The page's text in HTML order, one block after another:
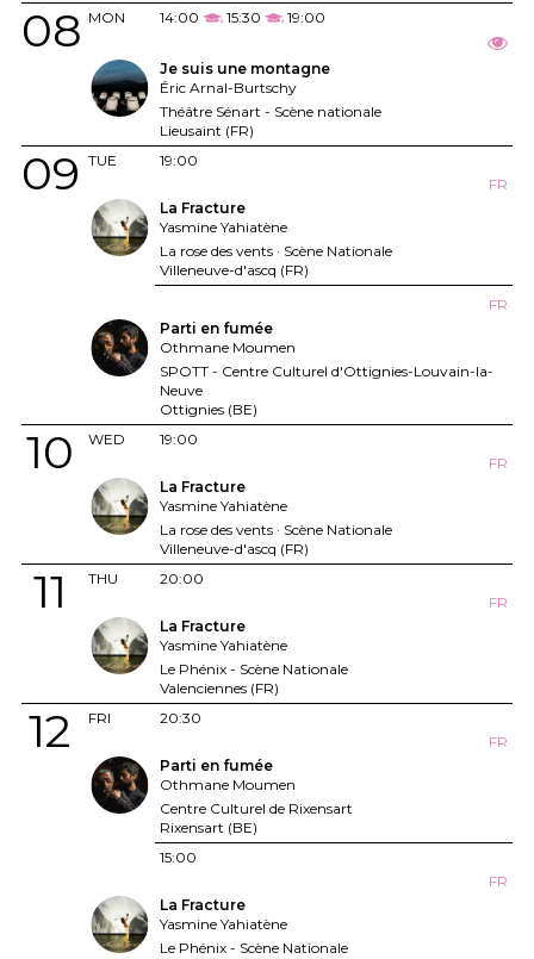
MON
08 14:00 15:30 19:00
Je suis une montagne
Éric Arnal-Burtschy
Théâtre Sénart - Scène nationale
Lieusaint (FR)
TUE
09
19:00
FR
La Fracture
Yasmine Yahiatène
La rose des vents · Scène Nationale
Villeneuve-d'ascq (FR)
FR
Parti en fumée
Othmane Moumen
SPOTT - Centre Culturel d'Ottignies-Louvain-la-
Neuve
Ottignies (BE)
WED
10
19:00
FR
La Fracture
Yasmine Yahiatène
La rose des vents · Scène Nationale
Villeneuve-d'ascq (FR)
THU
11
20:00
FR
La Fracture
Yasmine Yahiatène
Le Phénix - Scène Nationale
Valenciennes (FR)
FRI
12
20:30
FR
Parti en fumée
Othmane Moumen
Centre Culturel de Rixensart
Rixensart (BE)
15:00
FR
La Fracture
Yasmine Yahiatène
Le Phénix - Scène Nationale